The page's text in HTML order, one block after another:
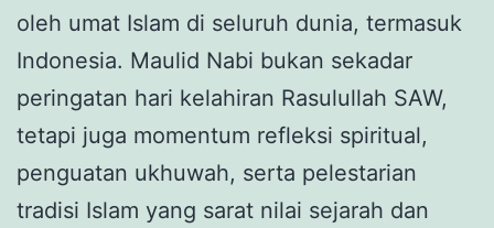
oleh umat Islam di seluruh dunia, termasuk
Indonesia. Maulid Nabi bukan sekadar
peringatan hari kelahiran Rasulullah SAW,
tetapi juga momentum refleksi spiritual,
penguatan ukhuwah, serta pelestarian
tradisi Islam yang sarat nilai sejarah dan